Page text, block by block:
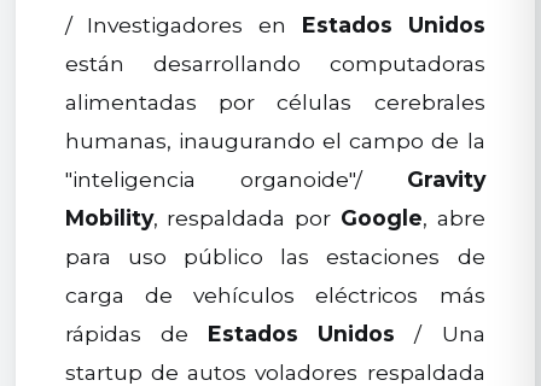
/ Investigadores en Estados Unidos
están desarrollando computadoras
alimentadas por células cerebrales
humanas, inaugurando el campo de la
"inteligencia organoide"/ Gravity
Mobility, respaldada por Google, abre
para uso público las estaciones de
carga de vehículos eléctricos más
rápidas de Estados Unidos / Una
startup de autos voladores respaldada